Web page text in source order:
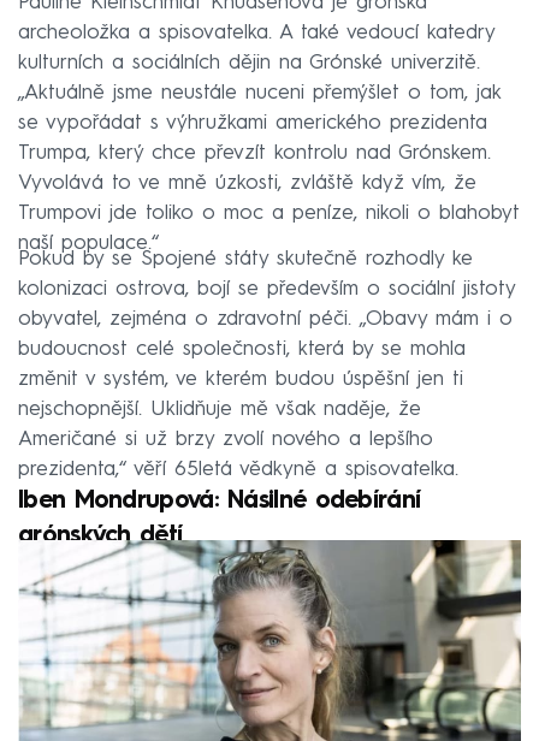
archeoložka a spisovatelka. A také vedoucí katedry
kulturních a sociálních dějin na Grónské univerzitě.
„Aktuálně jsme neustále nuceni přemýšlet o tom, jak
se vypořádat s výhružkami amerického prezidenta
Trumpa, který chce převzít kontrolu nad Grónskem.
Vyvolává to ve mně úzkosti, zvláště když vím, že
Trumpovi jde toliko o moc a peníze, nikoli o blahobyt
naší populace.“
Pokud by se Spojené státy skutečně rozhodly ke
kolonizaci ostrova, bojí se především o sociální jistoty
obyvatel, zejména o zdravotní péči. „Obavy mám i o
budoucnost celé společnosti, která by se mohla
změnit v systém, ve kterém budou úspěšní jen ti
nejschopnější. Uklidňuje mě však naděje, že
Američané si už brzy zvolí nového a lepšího
prezidenta,“ věří 65letá vědkyně a spisovatelka.
Iben Mondrupová: Násilné odebírání
grónských dětí